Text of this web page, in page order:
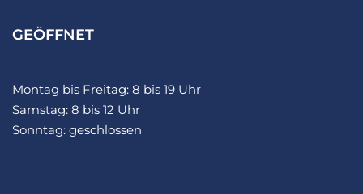
GEÖFFNET
Montag bis Freitag: 8 bis 19 Uhr
Samstag: 8 bis 12 Uhr
Sonntag: geschlossen